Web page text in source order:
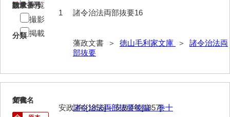
家来分限帳
請求番号
諸令治法両部抜要16
分類
藩政文書 ＞ 徳山毛利家文庫 ＞ 諸令治法両
部抜要
数量
1
閲覧
撮影
掲載
17
文書名
諸令治法両部抜要後編 巻十
年代
安政3年[1856]～安政4年[1857]